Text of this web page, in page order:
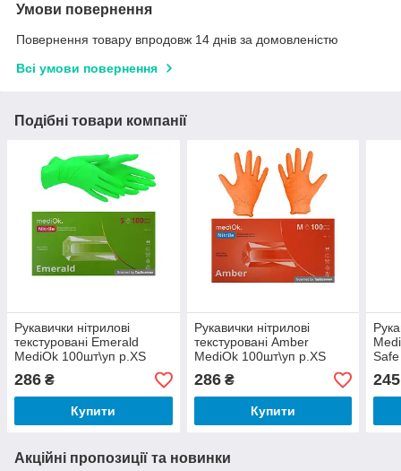
Умови повернення
Повернення товару впродовж 14 днів за домовленістю
Всі умови повернення
Подібні товари компанії
Рукавички нітрилові
текстуровані Emerald
MediOk 100шт\уп р.XS
286 ₴
Купити
Рукавички нітрилові
текстуровані Amber
MediOk 100шт\уп р.XS
286₴
Купити
245
Акційні пропозиції та новинки